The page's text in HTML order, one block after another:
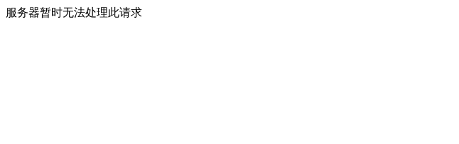
服务器暂时无法处理此请求